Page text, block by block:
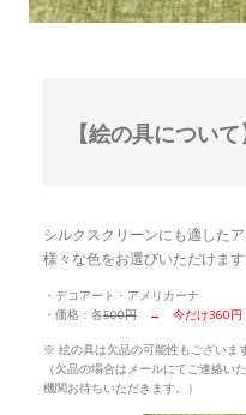
【絵の具について
シルクスクリーンにも適したア
様々な色をお選びいただけます
・デコアート・アメリカーナ
・価格：各500円 → 今だけ360円
※ 絵の具は欠品の可能性もございま
（欠品の場合はメールにてご連絡い
機関お待ちいただきます。）